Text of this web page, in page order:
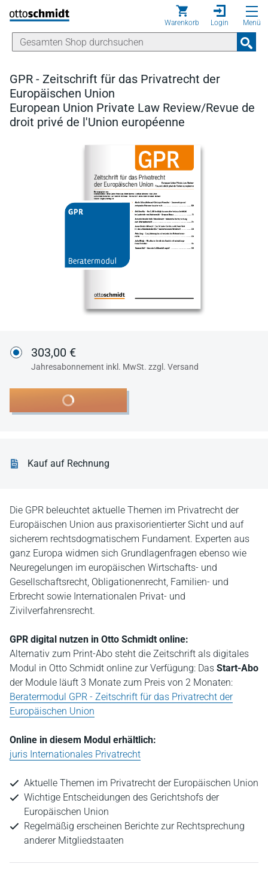
Direkt zum Inhalt
Warenkorb Login Menü
GPR - Zeitschrift für das Privatrecht der
Europäischen Union
European Union Private Law Review/Revue de
droit privé de l'Union européenne
Die GPR beleuchtet aktuelle Themen im Privatrecht der
Europäischen Union aus praxisorientierter Sicht und auf
sicherem rechtsdogmatischem Fundament. Experten aus
ganz Europa widmen sich Grundlagenfragen ebenso wie
Neuregelungen im europäischen Wirtschafts- und
Gesellschaftsrecht, Obligationenrecht, Familien- und
Erbrecht sowie Internationalen Privat- und
Zivilverfahrensrecht.
GPR digital nutzen in Otto Schmidt online:
Alternativ zum Print-Abo steht die Zeitschrift als digitales
Modul in Otto Schmidt online zur Verfügung: Das Start-Abo
der Module läuft 3 Monate zum Preis von 2 Monaten:
Beratermodul GPR - Zeitschrift für das Privatrecht der
Europäischen Union
Online in diesem Modul erhältlich:
juris Internationales Privatrecht
Aktuelle Themen im Privatrecht der Europäischen Union
Wichtige Entscheidungen des Gerichtshofs der
Europäischen Union
Regelmäßig erscheinen Berichte zur Rechtsprechung
anderer Mitgliedstaaten
303,00 €
Jahresabonnement inkl. MwSt. zzgl. Versand
In den Warenkorb
Kauf auf Rechnung